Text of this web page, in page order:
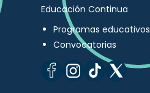
Educación Continua
Programas educativos
Convocatorias